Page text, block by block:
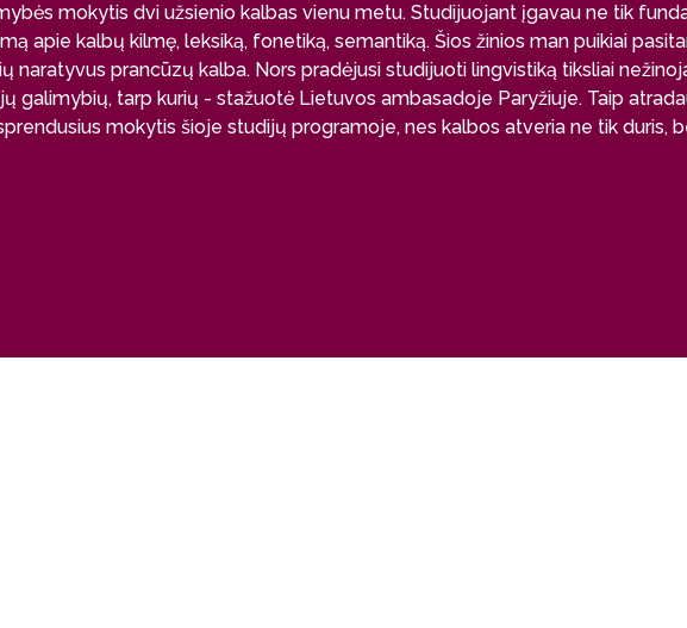
mokytis dvi užsienio kalbas vienu metu. Studijuojant įgavau ne tik
apie kalbų kilmę, leksiką, fonetiką, semantiką. Šios žinios man puikiai
prancūzų kalba. Nors pradėjusi studijuoti lingvistiką tiksliai
galimybių, tarp kurių - stažuotė Lietuvos ambasadoje Paryžiuje. Taip
mokytis šioje studijų programoje, nes kalbos atveria ne tik duris,